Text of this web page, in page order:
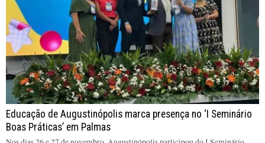
Educação de Augustinópolis marca presença no ‘I Seminário
Boas Práticas’ em Palmas